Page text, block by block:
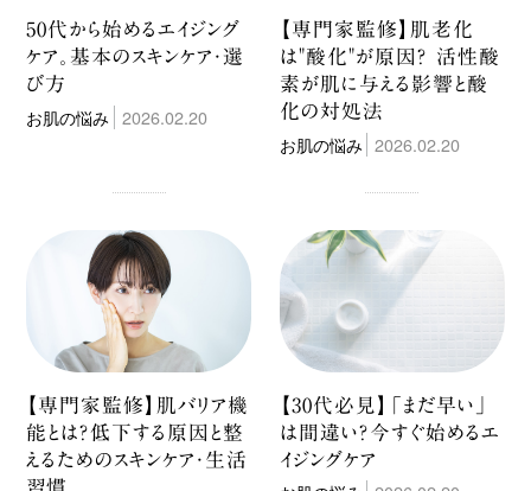
50代から始めるエイジング
ケア。基本のスキンケア・選
び方
お肌の悩み 2026.02.20
【専門家監修】肌老化
は"酸化"が原因？ 活性酸
素が肌に与える影響と酸
化の対処法
お肌の悩み 2026.02.20
【専門家監修】肌バリア機
能とは？低下する原因と整
えるためのスキンケア・生活
習慣
【30代必見】「まだ早い」
は間違い？今すぐ始めるエ
イジングケア